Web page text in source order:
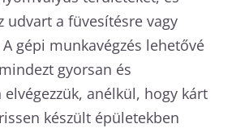
udvart a füvesítésre vagy
gépi munkavégzés lehetővé
gyorsan és
elvégezzük, anélkül, hogy kárt
készült épületekben